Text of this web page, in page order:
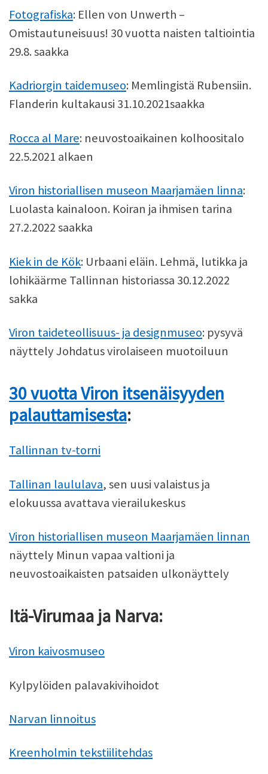
Fotografiska: Ellen von Unwerth –
Omistautuneisuus! 30 vuotta naisten taltiointia
29.8. saakka
Kadriorgin taidemuseo: Memlingistä Rubensiin.
Flanderin kultakausi 31.10.2021saakka
Rocca al Mare: neuvostoaikainen kolhoositalo
22.5.2021 alkaen
Viron historiallisen museon Maarjamäen linna:
Luolasta kainaloon. Koiran ja ihmisen tarina
27.2.2022 saakka
Kiek in de Kök: Urbaani eläin. Lehmä, lutikka ja
lohikäärme Tallinnan historiassa 30.12.2022
sakka
Viron taideteollisuus- ja designmuseo: pysyvä
näyttely Johdatus virolaiseen muotoiluun
30 vuotta Viron itsenäisyyden
palauttamisesta:
Tallinnan tv-torni
Tallinan laululava, sen uusi valaistus ja
elokuussa avattava vierailukeskus
Viron historiallisen museon Maarjamäen linnan
näyttely Minun vapaa valtioni ja
neuvostoaikaisten patsaiden ulkonäyttely
Itä-Virumaa ja Narva:
Viron kaivosmuseo
Kylpylöiden palavakivihoidot
Narvan linnoitus
Kreenholmin tekstiilitehdas